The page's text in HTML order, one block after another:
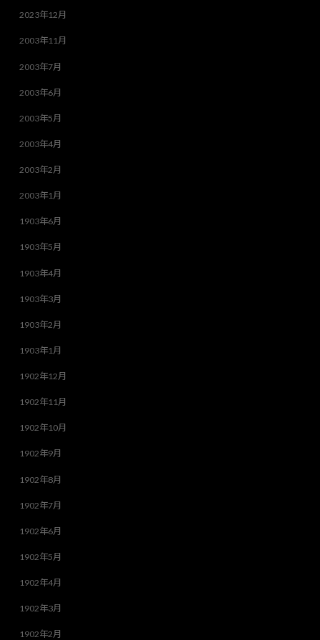
2023年12月
2003年11月
2003年7月
2003年6月
2003年5月
2003年4月
2003年2月
2003年1月
1903年6月
1903年5月
1903年4月
1903年3月
1903年2月
1903年1月
1902年12月
1902年11月
1902年10月
1902年9月
1902年8月
1902年7月
1902年6月
1902年5月
1902年4月
1902年3月
1902年2月